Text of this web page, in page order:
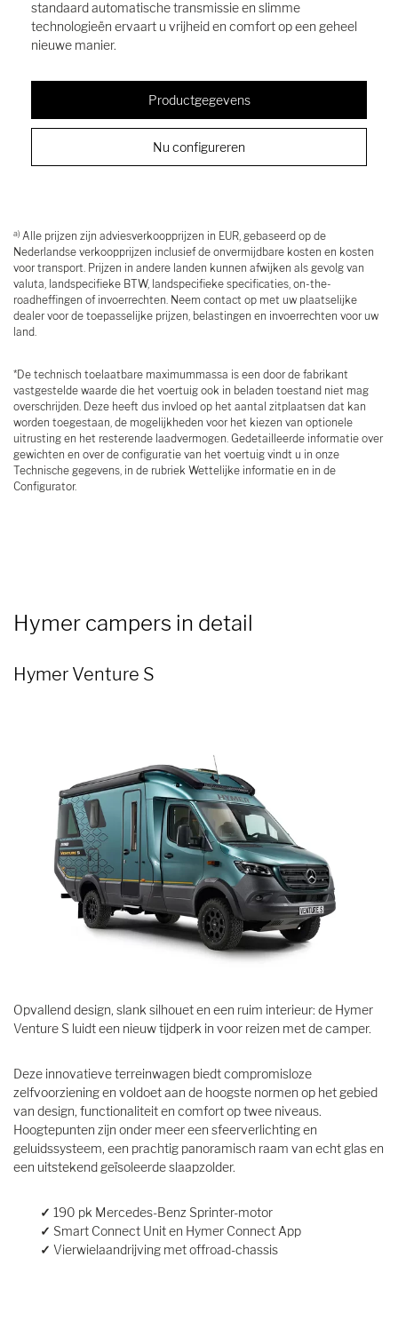
standaard automatische transmissie en slimme
technologieën ervaart u vrijheid en comfort op een geheel
nieuwe manier.
Productgegevens
Nu configureren
a) Alle prijzen zijn adviesverkoopprijzen in EUR, gebaseerd op de
Nederlandse verkoopprijzen inclusief de onvermijdbare kosten en kosten
voor transport. Prijzen in andere landen kunnen afwijken als gevolg van
valuta, landspecifieke BTW, landspecifieke specificaties, on-the-
roadheffingen of invoerrechten. Neem contact op met uw plaatselijke
dealer voor de toepasselijke prijzen, belastingen en invoerrechten voor uw
land.
*De technisch toelaatbare maximummassa is een door de fabrikant
vastgestelde waarde die het voertuig ook in beladen toestand niet mag
overschrijden. Deze heeft dus invloed op het aantal zitplaatsen dat kan
worden toegestaan, de mogelijkheden voor het kiezen van optionele
uitrusting en het resterende laadvermogen. Gedetailleerde informatie over
gewichten en over de configuratie van het voertuig vindt u in onze
Technische gegevens, in de rubriek Wettelijke informatie en in de
Configurator.
Hymer campers in detail
Hymer Venture S
Opvallend design, slank silhouet en een ruim interieur: de Hymer
Venture S luidt een nieuw tijdperk in voor reizen met de camper.
Deze innovatieve terreinwagen biedt compromisloze
zelfvoorziening en voldoet aan de hoogste normen op het gebied
van design, functionaliteit en comfort op twee niveaus.
Hoogtepunten zijn onder meer een sfeerverlichting en
geluidssysteem, een prachtig panoramisch raam van echt glas en
een uitstekend geïsoleerde slaapzolder.
✓ 190 pk Mercedes-Benz Sprinter-motor
✓ Smart Connect Unit en Hymer Connect App
✓ Vierwielaandrijving met offroad-chassis